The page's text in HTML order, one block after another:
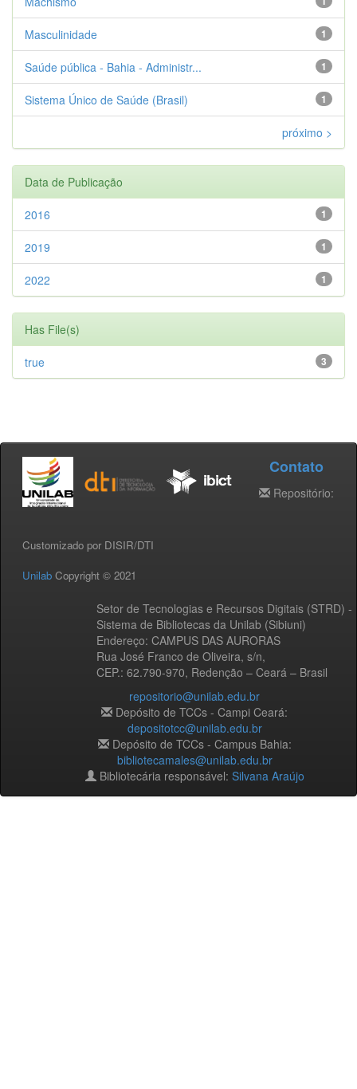
1
Masculinidade
1
Saúde pública - Bahia - Administr...
1
Sistema Único de Saúde (Brasil)
próximo >
Data de Publicação
1
2016
1
2019
1
2022
Has File(s)
3
true
Customizado por DISIR/DTI
Unilab Copyright © 2021
Setor de Tecnologias e Recursos Digitais (STRD) -
Sistema de Bibliotecas da Unilab (Sibiuni)
Endereço: CAMPUS DAS AURORAS
Rua José Franco de Oliveira, s/n,
CEP.: 62.790-970, Redenção – Ceará – Brasil
Contato
Repositório:
repositorio@unilab.edu.br
Depósito de TCCs - Campi Ceará:
depositotcc@unilab.edu.br
Depósito de TCCs - Campus Bahia:
bibliotecamales@unilab.edu.br
Bibliotecária responsável: Silvana Araújo